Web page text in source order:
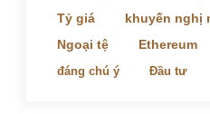
13/10/2021
Tỷ giá
khuyến nghị
Ngoại tệ
Ethereum
đáng chú ý
Đầu tư